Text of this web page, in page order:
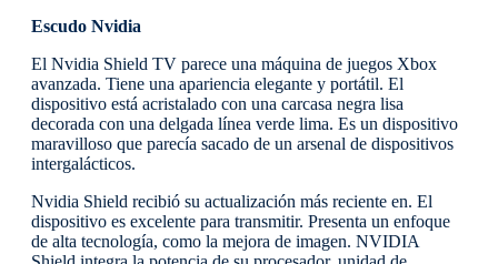
Escudo Nvidia
El Nvidia Shield TV parece una máquina de juegos Xbox
avanzada. Tiene una apariencia elegante y portátil. El
dispositivo está acristalado con una carcasa negra lisa
decorada con una delgada línea verde lima. Es un dispositivo
maravilloso que parecía sacado de un arsenal de dispositivos
intergalácticos.
Nvidia Shield recibió su actualización más reciente en. El
dispositivo es excelente para transmitir. Presenta un enfoque
de alta tecnología, como la mejora de imagen. NVIDIA